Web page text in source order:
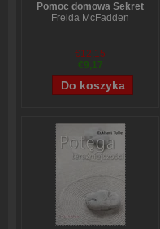
Pomoc domowa Sekret
Freida McFadden
€12,15
€9,17